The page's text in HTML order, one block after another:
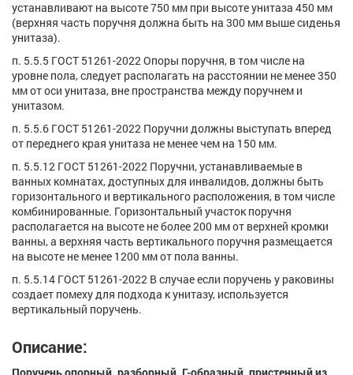
устанавливают на высоте 750 мм при высоте унитаза 450 мм
(верхняя часть поручня должна быть на 300 мм выше сиденья
унитаза).
п. 5.5.5 ГОСТ 51261-2022 Опоры поручня, в том числе на
уровне пола, следует располагать на расстоянии не менее 350
мм от оси унитаза, вне пространства между поручнем и
унитазом.
п. 5.5.6 ГОСТ 51261-2022 Поручни должны выступать вперед
от переднего края унитаза не менее чем на 150 мм.
п. 5.5.12 ГОСТ 51261-2022 Поручни, устанавливаемые в
ванных комнатах, доступных для инвалидов, должны быть
горизонтального и вертикального расположения, в том числе
комбинированные. Горизонтальный участок поручня
располагается на высоте не более 200 мм от верхней кромки
ванны, а верхняя часть вертикального поручня размещается
на высоте не менее 1200 мм от пола ванны.
п. 5.5.14 ГОСТ 51261-2022 В случае если поручень у раковины
создает помеху для подхода к унитазу, используется
вертикальный поручень.
Описание: